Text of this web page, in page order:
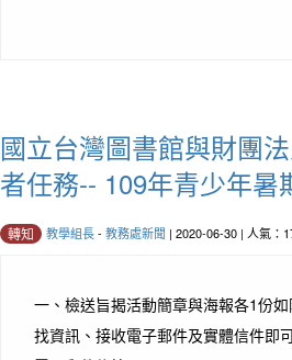
國立台灣圖書館與財團
者任務-- 109年青少年暑
轉知 教學組長- 教務處新聞 | 2020-06-30 | 人氣：
一、檢送旨揭活動簡章與海報各1份
找資訊、接收電子郵件及實體信件即